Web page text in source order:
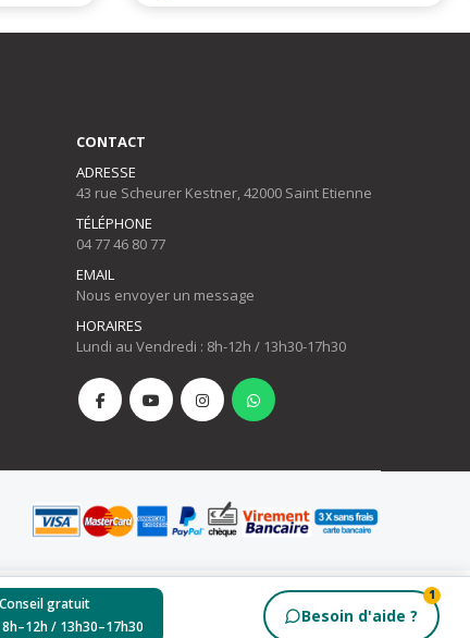
CONTACT
ADRESSE
43 rue Scheurer Kestner, 42000 Saint Etienne
TÉLÉPHONE
04 77 46 80 77
EMAIL
Nous envoyer un message
HORAIRES
Lundi au Vendredi : 8h-12h / 13h30-17h30
gratuit
8h–12h / 13h30–17h30
Besoin d'aide ?
1